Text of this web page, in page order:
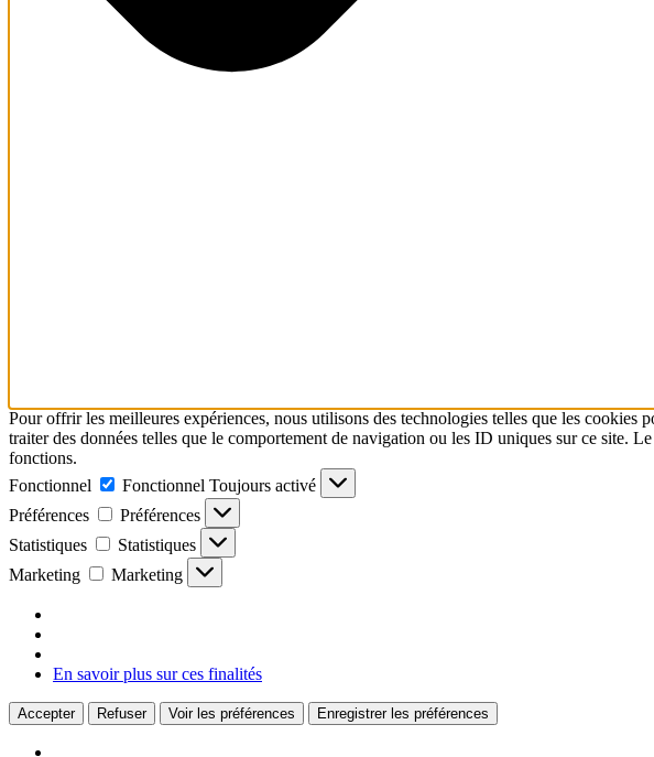
Pour offrir les meilleures expériences, nous utilisons des technologies telles que les
traiter des données telles que le comportement de navigation ou les ID uniques sur ce site.
fonctions.
Fonctionnel
Fonctionnel Toujours activé
Préférences
Préférences
Statistiques
Statistiques
Marketing
Marketing
En savoir plus sur ces finalités
Accepter Refuser Voir les préférences Enregistrer les préférences